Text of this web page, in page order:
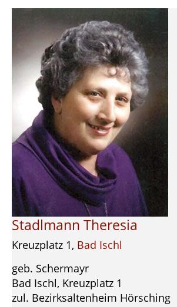
Stadlmann Theresia
Kreuzplatz 1, Bad Ischl
geb. Schermayr
Bad Ischl, Kreuzplatz 1
zul. Bezirksaltenheim Hörsching